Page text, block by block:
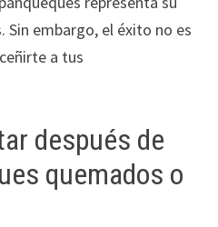
Sin embargo, el éxito no es
a tus
después de
quemados o